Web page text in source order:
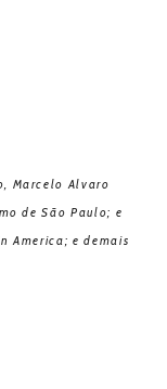
Marcelo Alvaro
de São Paulo; e
America; e demais